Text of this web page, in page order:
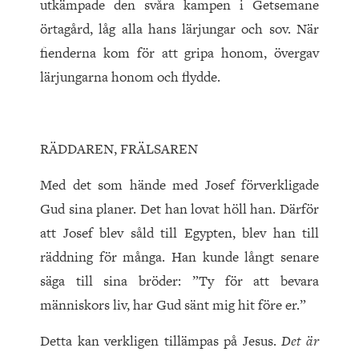
utkämpade den svåra kampen i Getsemane
örtagård, låg alla hans lärjungar och sov. När
fienderna kom för att gripa honom, övergav
lärjungarna honom och flydde.
RÄDDAREN, FRÄLSAREN
Med det som hände med Josef förverkligade
Gud sina planer. Det han lovat höll han. Därför
att Josef blev såld till Egypten, blev han till
räddning för många. Han kunde långt senare
säga till sina bröder: ”Ty för att bevara
människors liv, har Gud sänt mig hit före er.”
Detta kan verkligen tillämpas på Jesus.Det är